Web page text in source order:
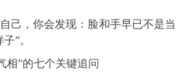
己，你会发现：脸和手早已不是当
”。
相”的七个关键追问